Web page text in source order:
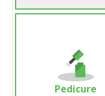
Pedicure